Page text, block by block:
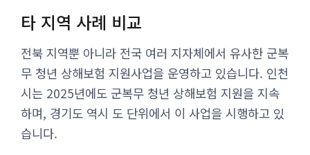
타 지역 사례 비교
전북 지역뿐 아니라 전국 여러 지자체에서 유사한 군복
무 청년 상해보험 지원사업을 운영하고 있습니다. 인천
시는 2025년에도 군복무 청년 상해보험 지원을 지속
하며, 경기도 역시 도 단위에서 이 사업을 시행하고 있
습니다.